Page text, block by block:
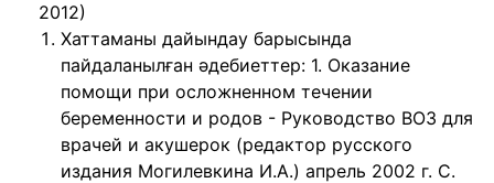
2012)
Хаттаманы дайындау барысында
пайдаланылған әдебиеттер: 1. Оказание
помощи при осложненном течении
беременности и родов - Руководство ВОЗ для
врачей и акушерок (редактор русского
издания Могилевкина И.А.) апрель 2002 г. С.